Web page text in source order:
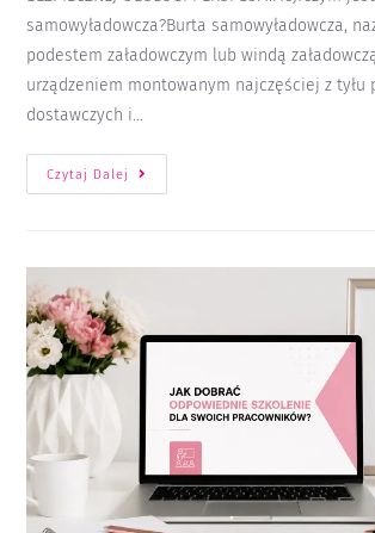
samowyładowcza?Burta samowyładowcza,
podestem załadowczym lub windą
urządzeniem montowanym najczęściej z tyłu
dostawczych i…
Czytaj Dalej